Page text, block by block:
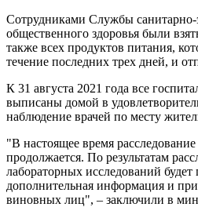
Сотрудниками Службы санитарно-
общественного здоровья были
также всех продуктов питания,
течение последних трех дней, и
К 31 августа 2021 года все
выписаны домой в
наблюдение врачей по месту
"В настоящее время
продолжается. По результатам
лабораторных исследований будет
дополнительная информация и
виновных лиц", – заключили в